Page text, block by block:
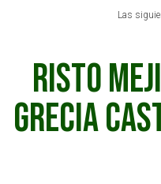
Las
Risto
Grecia